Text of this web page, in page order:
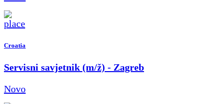
Croatia
Servisni savjetnik (m/ž) - Zagreb
Novo